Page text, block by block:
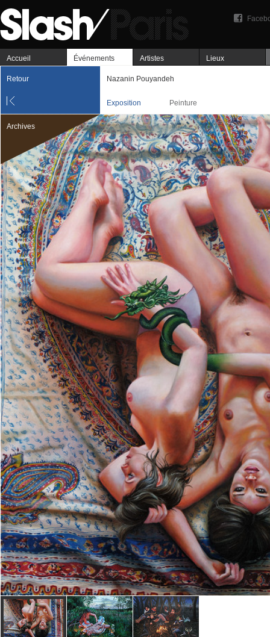
Accueil Événements Artistes Lieux
Retour Nazanin Pouyandeh
Exposition Peinture
Archives